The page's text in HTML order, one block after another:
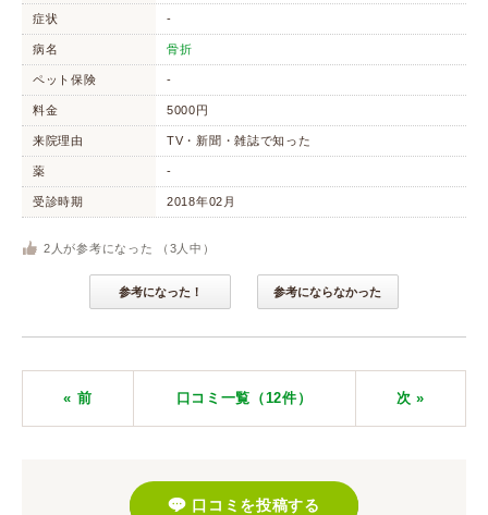
症状 -
病名 骨折
ペット保険 -
料金 5000円
来院理由 TV・新聞・雑誌で知った
薬 -
受診時期 2018年02月
2 人が参考になった （ 3 人中）
参考になった！ 参考にならなかった
« 前 口コミ一覧（12件） 次 »
口コミを投稿する